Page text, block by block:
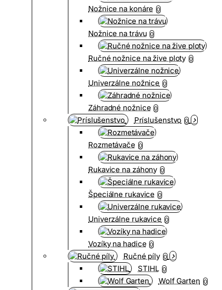
Nožnice na konáre 0
Nožnice na trávu 0
Ručné nožnice na žive ploty 0
Univerzálne nožnice 0
Záhradné nožnice 0
Príslušenstvo 0
Rozmetávače 0
Rukavice na záhony 0
Špeciálne rukavice 0
Univerzálne rukavice 0
Vozíky na hadice 0
Ručné píly 0
STIHL 0
Wolf Garten 0